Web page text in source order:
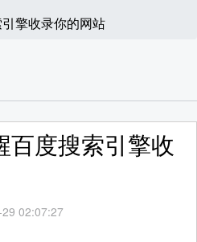
擎收录你的网站
百度搜索引擎收
02:07:27